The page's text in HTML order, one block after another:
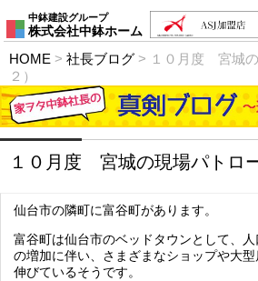
中鉢建設グループ
株式会社中鉢ホーム
HOME > 社長ブログ > １０月度 宮城
２）
１０月度 宮城の現場パトロ
仙台市の隣町に富谷町があります。
富谷町は仙台市のベッドタウンとして、
の増加に伴い、さまざまなショップや大
伸びているそうです。